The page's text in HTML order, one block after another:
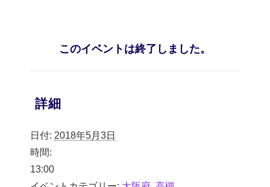
このイベントは終了しました。
詳細
日付: 2018年5月3日
時間:
13:00